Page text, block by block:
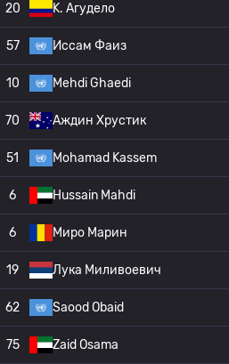
20 K. Агудело
57 Иссам Фаиз
10 Mehdi Ghaedi
70 Аждин Хрустик
51 Mohamad Kassem
6 Hussain Mahdi
6 Миро Марин
19 Лука Миливоевич
62 Saood Obaid
75 Zaid Osama